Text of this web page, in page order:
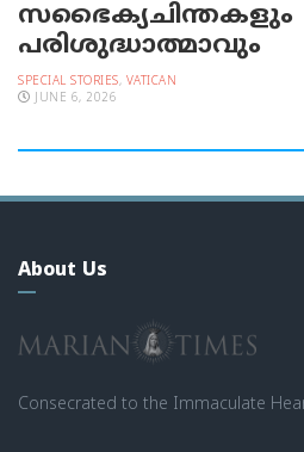
സഭൈക്യചിന്തകളും
പരിശുദ്ധാത്മാവും
SPECIAL STORIES, VATICAN
JUNE 6, 2026
About Us
Consecrated to the Immaculate